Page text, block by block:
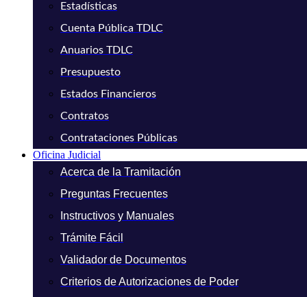
Estadísticas
Cuenta Pública TDLC
Anuarios TDLC
Presupuesto
Estados Financieros
Contratos
Contrataciones Públicas
Oficina Judicial
Acerca de la Tramitación
Preguntas Frecuentes
Instructivos y Manuales
Trámite Fácil
Validador de Documentos
Criterios de Autorizaciones de Poder